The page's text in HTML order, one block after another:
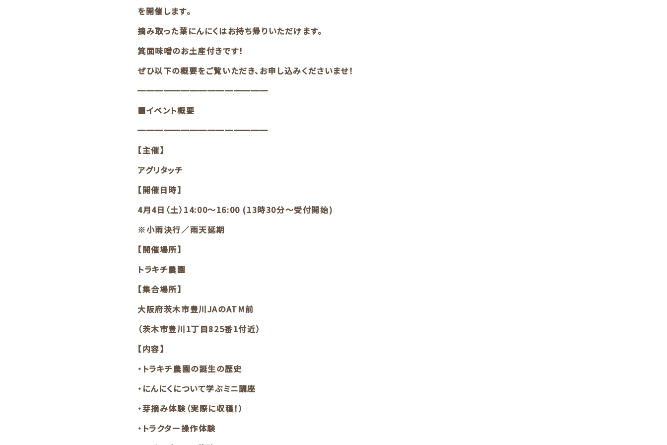
を開催します。
摘み取った葉にんにくはお持ち帰りいただけます。
箕面味噌のお土産付きです！
ぜひ以下の概要をご覧いただき、お申し込みくださいませ！
━━━━━━━━━━━━━━━
■イベント概要
━━━━━━━━━━━━━━━
【主催】
アグリタッチ
【開催日時】
4月4日（土）14:00〜16:00 (13時30分〜受付開始)
※小雨決行／雨天延期
【開催場所】
トラキチ農園
【集合場所】
大阪府茨木市豊川JAのATM前
（茨木市豊川1丁目825番1付近）
【内容】
・トラキチ農園の誕生の歴史
・にんにくについて学ぶミニ講座
・芽摘み体験（実際に収穫！）
・トラクター操作体験